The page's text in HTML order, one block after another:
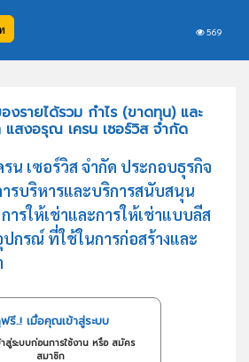
569
งรายได้รวม กำไร (ขาดทุน) และ
สงอรุณ เครน เซอร์วิส จำกัด
น เซอร์วิส จำกัด ประกอบธุรกิจ
รบริหารและบริการสนับสนุน
ารให้เช่าและการให้เช่าแบบลีส
ปกรณ์ ที่ใช้ในการก่อสร้างและ
รี..! เมื่อคุณเข้าสู่ระบบ
สู่ระบบก่อนการใช้งาน หรือ สมัคร
สมาชิก